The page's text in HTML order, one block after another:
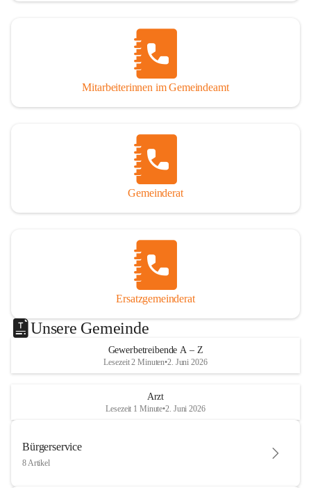
Mitarbeiterinnen im Gemeindeamt
Gemeinderat
Ersatzgemeinderat
Unsere Gemeinde
Gewerbetreibende A – Z
Lesezeit 2 Minuten•2. Juni 2026
Arzt
Lesezeit 1 Minute•2. Juni 2026
Bürgerservice
8 Artikel